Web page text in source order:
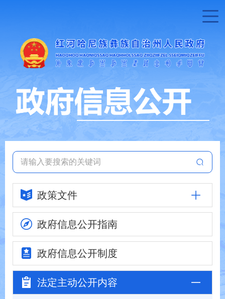
政策文件
政府信息公开指南
政府信息公开制度
法定主动公开内容